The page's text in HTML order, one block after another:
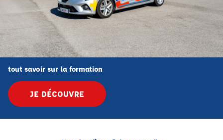
tout savoir sur la formation
JE DÉCOUVRE